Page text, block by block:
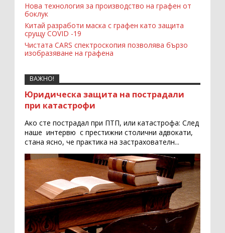
Нова технология за производство на графен от
боклук
Китай разработи маска с графен като защита
срущу COVID -19
Чистата CARS спектроскопия позволява бързо
изобразяване на графена
ВАЖНО!
Юридическа защита на пострадали
при катастрофи
Ако сте пострадал при ПТП, или катастрофа: След
наше интервю с престижни столични адвокати,
стана ясно, че практика на застрахователн...